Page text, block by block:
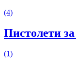
(4)
Пистолети
(1)